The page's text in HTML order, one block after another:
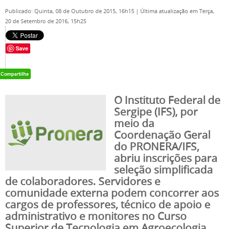
Publicado: Quinta, 08 de Outubro de 2015, 16h15 | Última atualização em Terça,
20 de Setembro de 2016, 15h25
Save
O Instituto Federal de
Sergipe (IFS), por
meio da
Coordenação Geral
do PRONERA/IFS,
abriu inscrições para
seleção simplificada
de colaboradores. Servidores e
comunidade externa podem concorrer aos
cargos de professores, técnico de apoio e
administrativo e monitores no Curso